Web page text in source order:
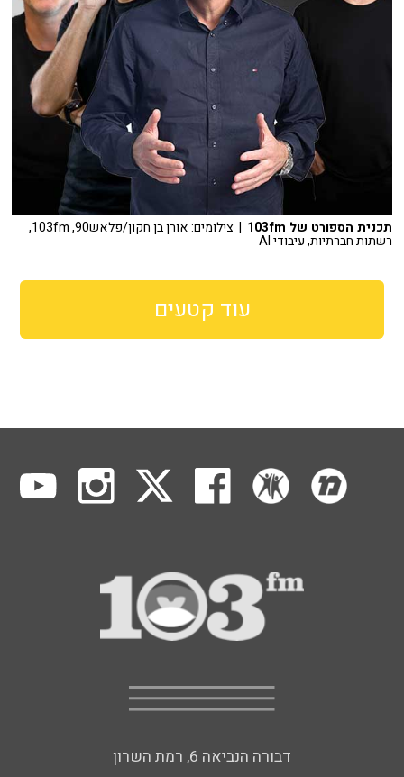
תכנית הספורט של 103fm | צילומים: אורן בן חקון/פלאש90, 103fm,
רשתות חברתיות, עיבודי AI
עוד קטעים
דבורה הנביאה 6, רמת השרון